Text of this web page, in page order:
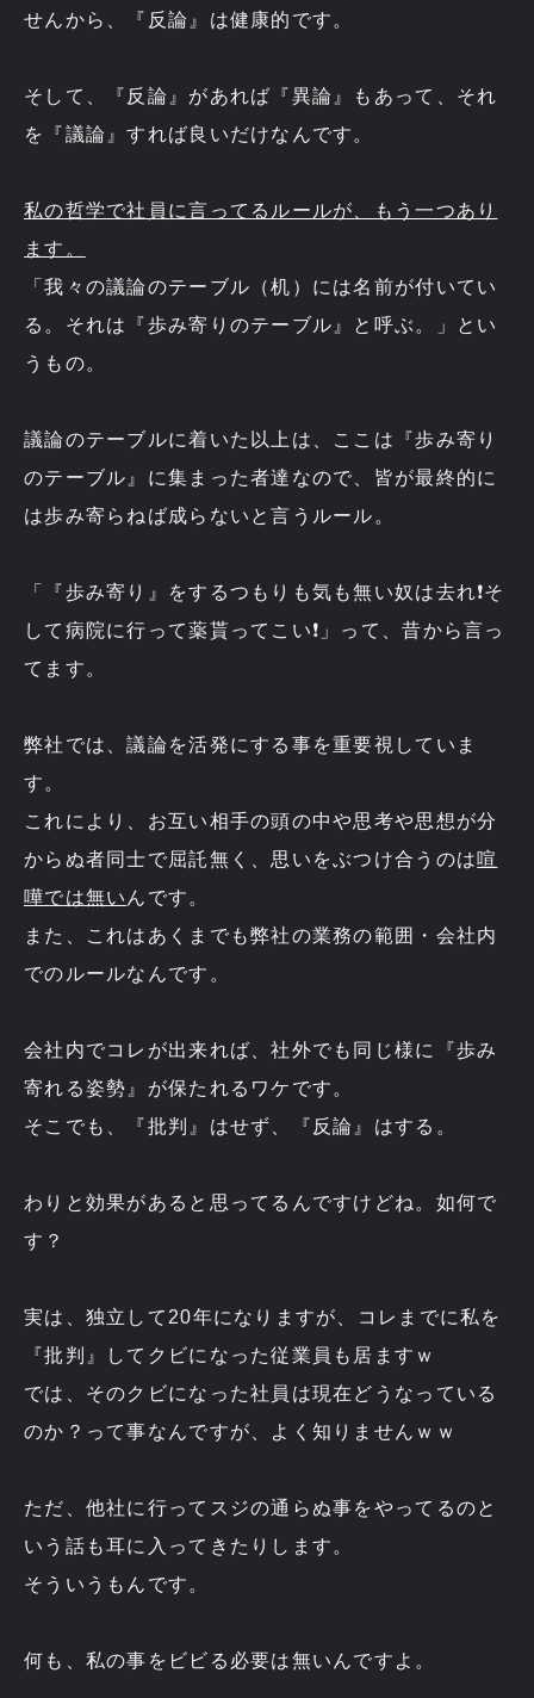
せんから、『反論』は健康的です。
そして、『反論』があれば『異論』もあって、それ
を『議論』すれば良いだけなんです。
私の哲学で社員に言ってるルールが、もう一つあり
ます。
「我々の議論のテーブル（机）には名前が付いてい
る。それは『歩み寄りのテーブル』と呼ぶ。」とい
うもの。
議論のテーブルに着いた以上は、ここは『歩み寄り
のテーブル』に集まった者達なので、皆が最終的に
は歩み寄らねば成らないと言うルール。
「『歩み寄り』をするつもりも気も無い奴は去れ❗そ
して病院に行って薬貰ってこい❗」って、昔から言っ
てます。
弊社では、議論を活発にする事を重要視していま
す。
これにより、お互い相手の頭の中や思考や思想が分
からぬ者同士で屈託無く、思いをぶつけ合うのは喧
嘩では無い んです。
また、これはあくまでも弊社の業務の範囲・会社内
でのルールなんです。
会社内でコレが出来れば、社外でも同じ様に『歩み
寄れる姿勢』が保たれるワケです。
そこでも、『批判』はせず、『反論』はする。
わりと効果があると思ってるんですけどね。如何で
す？
実は、独立して20年になりますが、コレまでに私を
『批判』してクビになった従業員も居ますｗ
では、そのクビになった社員は現在どうなっている
のか？って事なんですが、よく知りませんｗｗ
ただ、他社に行ってスジの通らぬ事をやってるのと
いう話も耳に入ってきたりします。
そういうもんです。
何も、私の事をビビる必要は無いんですよ。